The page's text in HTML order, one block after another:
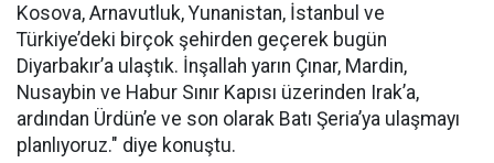
Kosova, Arnavutluk, Yunanistan, İstanbul ve
Türkiye’deki birçok şehirden geçerek bugün
Diyarbakır’a ulaştık. İnşallah yarın Çınar, Mardin,
Nusaybin ve Habur Sınır Kapısı üzerinden Irak’a,
ardından Ürdün’e ve son olarak Batı Şeria’ya ulaşmayı
planlıyoruz." diye konuştu.